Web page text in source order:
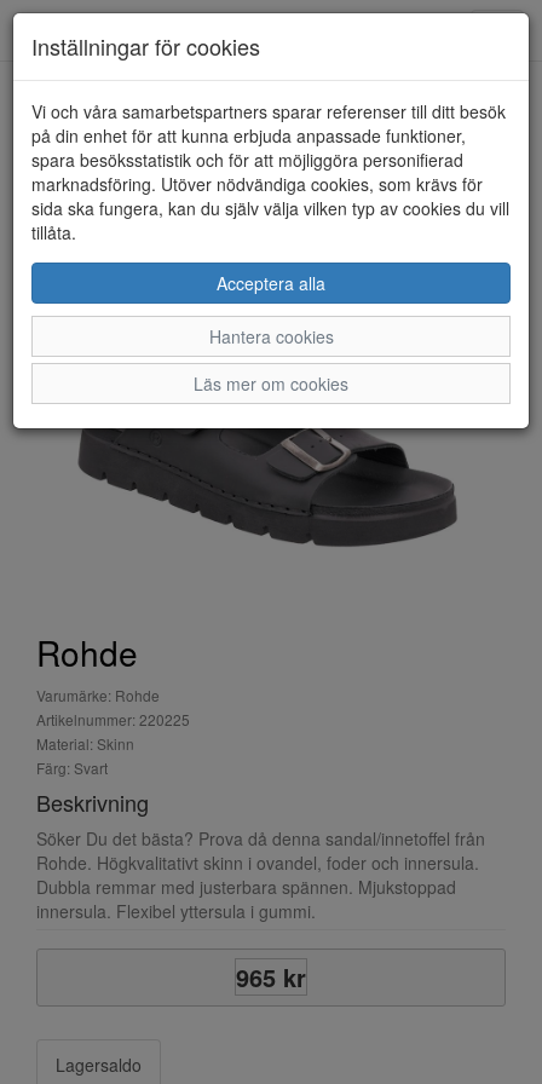
HEM ROHDE
Rohde
Varumärke: Rohde
Artikelnummer: 220225
Material: Skinn
Färg: Svart
Beskrivning
Söker Du det bästa? Prova då denna sandal/innetoffel från
Rohde. Högkvalitativt skinn i ovandel, foder och innersula.
Dubbla remmar med justerbara spännen. Mjukstoppad
innersula. Flexibel yttersula i gummi.
965 kr
Lagersaldo
Inställningar för cookies
Vi och våra samarbetspartners sparar referenser till ditt besök
på din enhet för att kunna erbjuda anpassade funktioner,
spara besöksstatistik och för att möjliggöra personifierad
marknadsföring. Utöver nödvändiga cookies, som krävs för
sida ska fungera, kan du själv välja vilken typ av cookies du vill
tillåta.
Acceptera alla
Hantera cookies
Läs mer om cookies